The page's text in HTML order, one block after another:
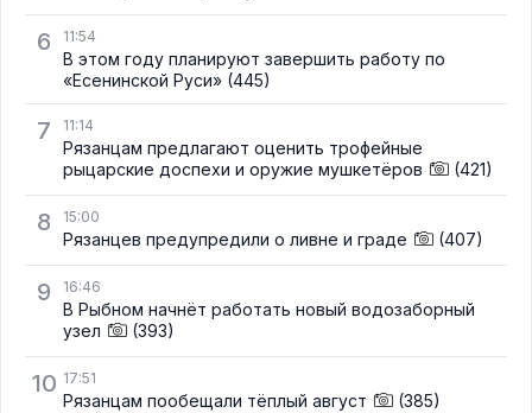
6 11:54
В этом году планируют завершить работу по
«Есенинской Руси» (445)
7 11:14
Рязанцам предлагают оценить трофейные
рыцарские доспехи и оружие мушкетёров
(421)
8 15:00
Рязанцев предупредили о ливне и граде (407)
9 16:46
В Рыбном начнёт работать новый водозаборный
узел
(393)
10 17:51
Рязанцам пообещали тёплый август (385)